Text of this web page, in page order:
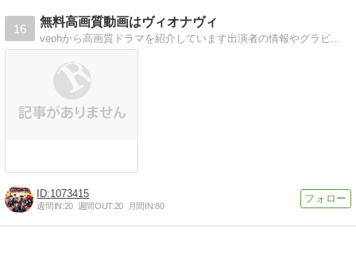
16
無料高画質動画はヴィオナヴィ
veohから高画質ドラマを紹介しています出演者の情報やグラビアも。
1073415
週間IN:20 週間OUT:20 月間IN:80